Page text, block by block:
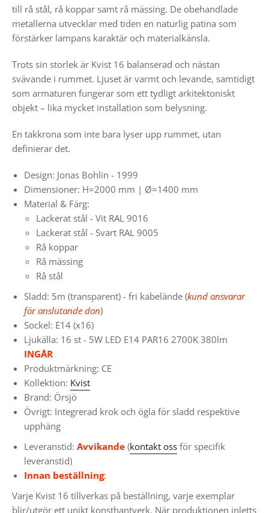
till rå stål, rå koppar samt rå mässing. De obehandlade
metallerna utvecklar med tiden en naturlig patina som
förstärker lampans karaktär och materialkänsla.
Trots sin storlek är Kvist 16 balanserad och nästan
svävande i rummet. Ljuset är varmt och levande, samtidigt
som armaturen fungerar som ett tydligt arkitektoniskt
objekt – lika mycket installation som belysning.
En takkrona som inte bara lyser upp rummet, utan
definierar det.
Design: Jonas Bohlin - 1999
Dimensioner: H=2000 mm | Ø=1400 mm
Material & Färg:
Lackerat stål - Vit RAL 9016
Lackerat stål - Svart RAL 9005
Rå koppar
Rå mässing
Rå stål
Sladd: 5m (transparent) - fri kabelände (kund ansvarar
för anslutande don)
Sockel: E14 (x16)
Ljukälla: 16 st - 5W LED E14 PAR16 2700K 380lm
INGÅR
Produktmärkning: CE
Kollektion: Kvist
Brand: Örsjö
Övrigt: Integrerad krok och ögla för sladd respektive
upphäng
Leveranstid: Avvikande (kontakt oss för specifik
leveranstid)
Innan beställning:
Varje Kvist 16 tillverkas på beställning, varje exemplar
blir/utgör ett unikt konsthantverk. När produktionen inletts